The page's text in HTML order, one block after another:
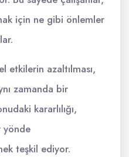
için ne gibi önlemler
etkilerin azaltılması,
zamanda bir
kararlılığı,
yönde
teşkil ediyor.